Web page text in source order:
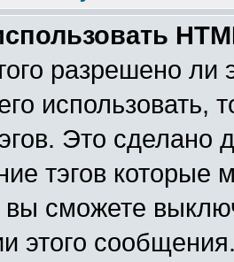
разрешено
использовать,
Это сделано
тэгов
сможете
этого